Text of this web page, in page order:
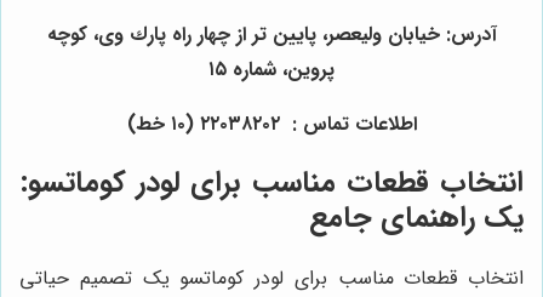
آدرس: خيابان وليعصر، پايين تر از چهار راه پارك وى، كوچه
پروين، شماره ١٥
اطلاعات تماس : ٢٢٠٣٨٢٠٢ (١٠ خط)
انتخاب قطعات مناسب برای لودر کوماتسو:
یک راهنمای جامع
انتخاب قطعات مناسب برای لودر کوماتسو یک تصمیم حیاتی